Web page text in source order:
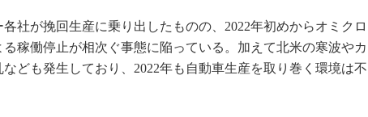
メイドインジャパン
社が挽回生産に乗り出したものの、2022年初めからオミクロ
稼働停止が相次ぐ事態に陥っている。加えて北米の寒波やカ
ども発生しており、2022年も自動車生産を取り巻く環境は不